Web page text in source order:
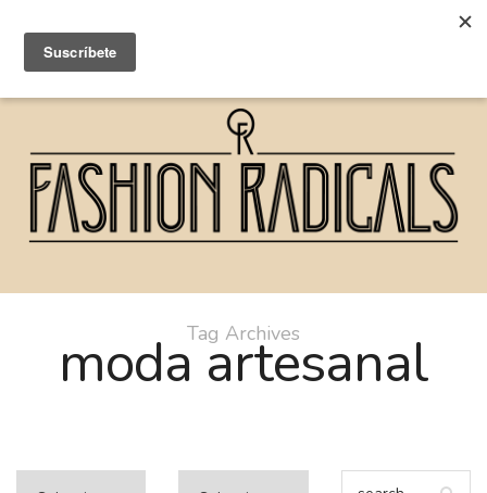
Tag Archives
moda artesanal